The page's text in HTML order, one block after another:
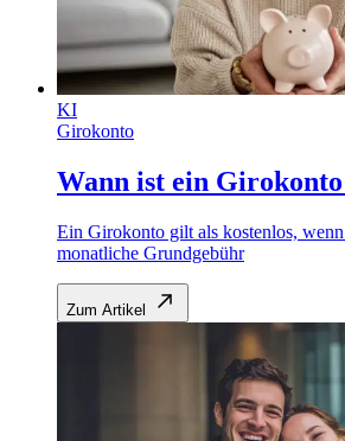
KI
Girokonto
Wann ist ein Girokonto
Ein Girokonto gilt als kostenlos,
monatliche Grundgebühr
Zum Artikel